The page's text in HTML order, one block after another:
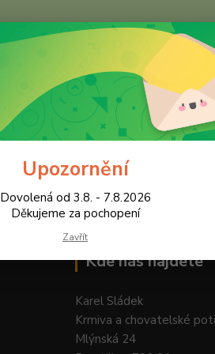
Kde nás najdete
Karel Sládek
Krmiva a chovatelské
Mlýnská 24
Upozornění
Dovolená od 3.8. - 7.8.2026
Děkujeme za pochopení
Zavřít